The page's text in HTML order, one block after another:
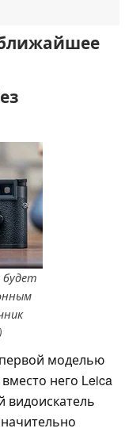
будет
первой моделью
него Leica
видоискатель